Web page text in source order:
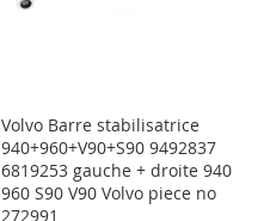
Volvo Barre stabilisatrice
940+960+V90+S90 9492837
6819253 gauche + droite 940
960 S90 V90 Volvo piece no
272991